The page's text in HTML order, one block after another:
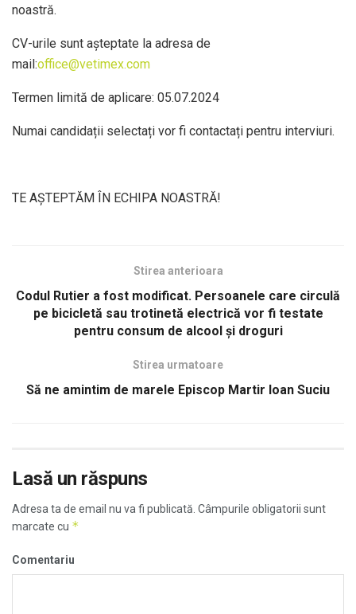
noastră.
CV-urile sunt așteptate la adresa de
mail:office@vetimex.com
Termen limită de aplicare: 05.07.2024
Numai candidații selectați vor fi contactați pentru interviuri.
TE AȘTEPTĂM ÎN ECHIPA NOASTRĂ!
Stirea anterioara
Codul Rutier a fost modificat. Persoanele care circulă
pe bicicletă sau trotinetă electrică vor fi testate
pentru consum de alcool şi droguri
Stirea urmatoare
Să ne amintim de marele Episcop Martir Ioan Suciu
Lasă un răspuns
Adresa ta de email nu va fi publicată. Câmpurile obligatorii sunt
marcate cu *
Comentariu